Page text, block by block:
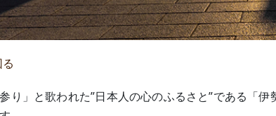
り」と歌われた”日本人の心のふるさと”である「